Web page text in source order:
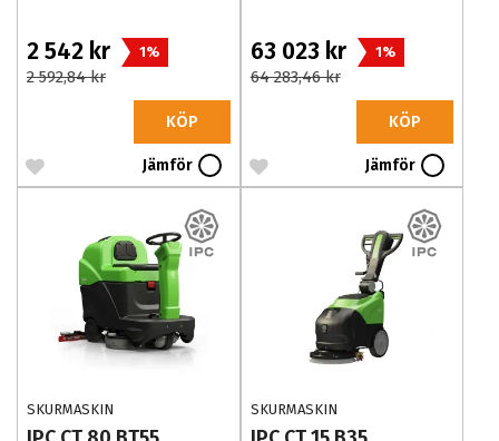
2 542 kr 1%
2 592,84 kr
KÖP
Jämför
63 023 kr 1%
64 283,46 kr
KÖP
Jämför
SKURMASKIN SKURMASKIN